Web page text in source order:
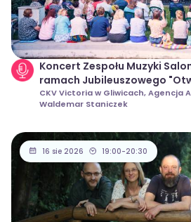
Koncert Zespołu Muzyki
ramach Jubileuszowego
Muzycznego" 2026 w
CKV Victoria w Gliwicach, Agencja
Waldemar Staniczek
16 sie 2026 19:00-20:30